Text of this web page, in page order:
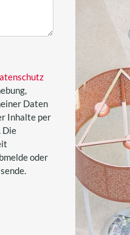
Daten
Inhalte per
Die
oder